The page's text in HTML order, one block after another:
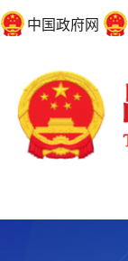
中国政府网